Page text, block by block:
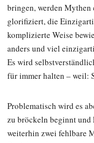
bringen, werden
glorifiziert, die
komplizierte Weise
anders und viel
Es wird
für immer halten – weil:
Problematisch wird es
zu bröckeln beginnt
weiterhin zwei fehlbare